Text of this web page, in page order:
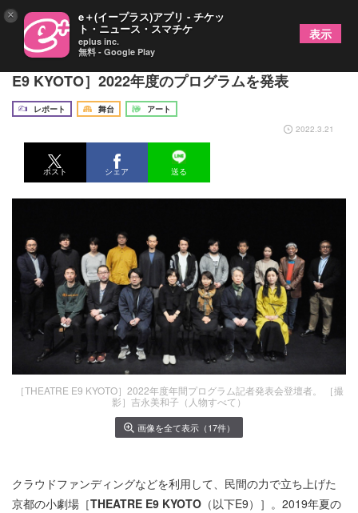
3年目の挑戦に入った、京都の小劇場［THEATRE
E9 KYOTO］2022年度のプログラムを発表
レポート 舞台
アート
2022.3.21
ポスト シェア 送る
［THEATRE E9 KYOTO］2022年度年間プログラム記者発表会登壇者。 ［撮
影］吉永美和子（人物すべて）
画像を全て表示（17件）
クラウドファンディングなどを利用して、民間の力で立ち上げた
京都の小劇場［THEATRE E9 KYOTO （以下E9）］。2019年夏の
× e＋(イープラス)アプリ - チケッ
ト・ニュース・スマチケ
eplus inc.
無料 - Google Play
表示